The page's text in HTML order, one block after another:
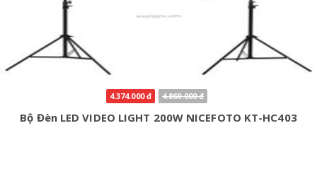
4.374.000 đ 4.860.000 đ
Bộ Đèn LED VIDEO LIGHT 200W NICEFOTO KT-HC403